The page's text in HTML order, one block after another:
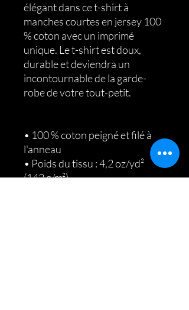
élégant dans ce t-shirt à
manches courtes en jersey 100
% coton avec un imprimé
unique. Le t-shirt est doux,
durable et deviendra un
incontournable de la garde-
robe de votre tout-petit.
• 100 % coton peigné et filé à
l'anneau
• Poids du tissu : 4,2 oz/yd²
(142 g/m²)